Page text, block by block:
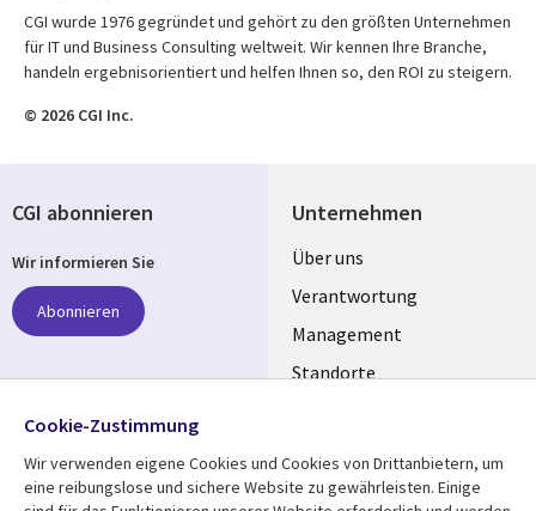
CGI wurde 1976 gegründet und gehört zu den größten Unternehmen
für IT und Business Consulting weltweit. Wir kennen Ihre Branche,
handeln ergebnisorientiert und helfen Ihnen so, den ROI zu steigern.
© 2026 CGI Inc.
Unternehmen
Useful
links
GERMANY
Über uns
Verantwortung
Management
Standorte
CGI abonnieren
Wir informieren Sie
Abonnieren
Folgen Sie uns
Social
Media
Cookie-Zustimmung
Wir verwenden eigene Cookies und Cookies von Drittanbietern, um
eine reibungslose und sichere Website zu gewährleisten. Einige